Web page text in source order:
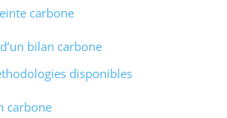
carbone
bilan carbone
disponibles
carbone